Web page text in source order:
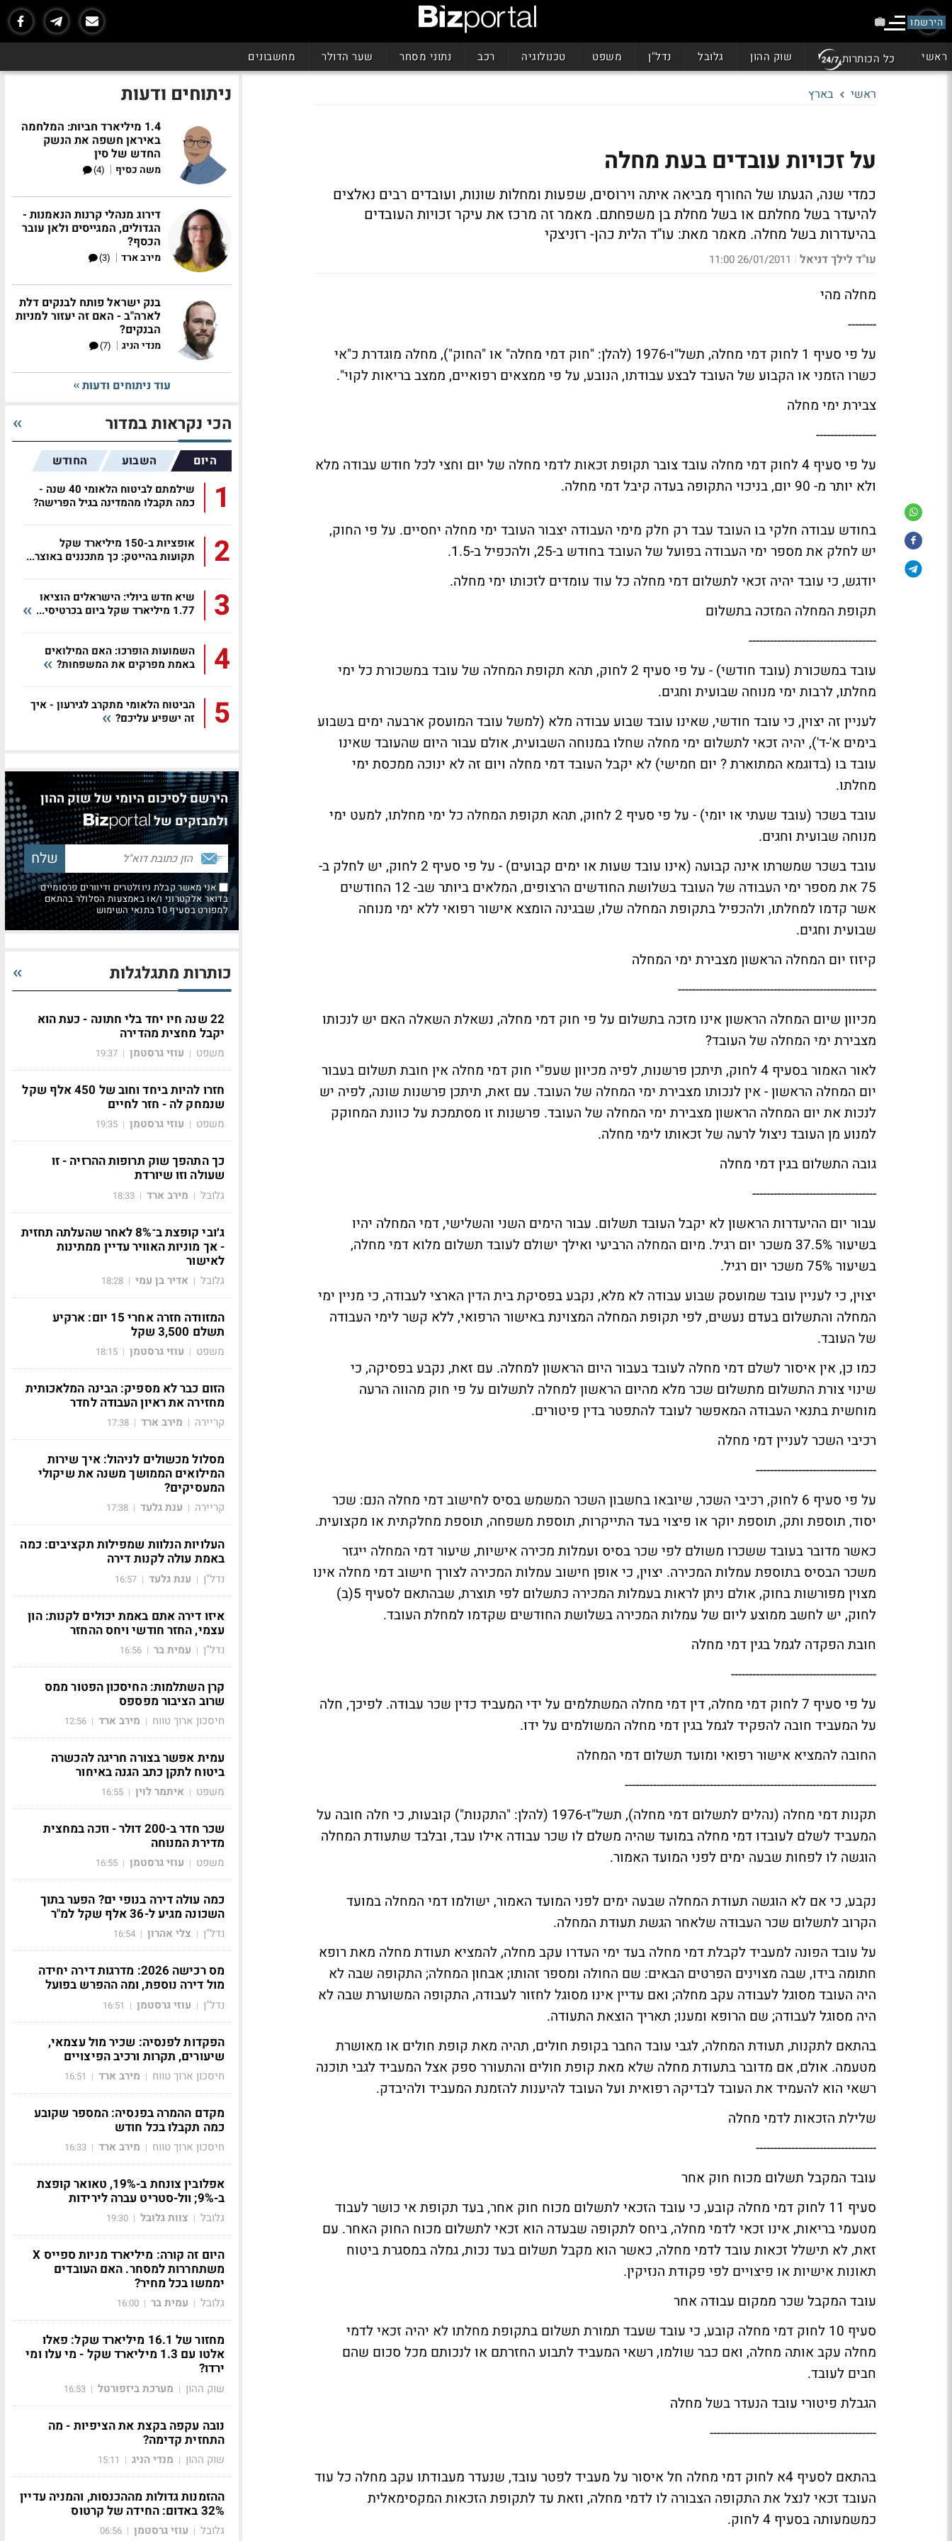
הירשמו
ראשי כל הכותרות שוק ההון גלובל נדל"ן משפט טכנולוגיה רכב נתוני מסחר שער הדולר מחשבונים
ראשי בארץ
על זכויות עובדים בעת מחלה
כמדי שנה, הגעתו של החורף מביאה איתה וירוסים, שפעות ומחלות שונות, ועובדים רבים נאלצים
להיעדר בשל מחלתם או בשל מחלת בן משפחתם. מאמר זה מרכז את עיקר זכויות העובדים
בהיעדרות בשל מחלה. מאמר מאת: עו"ד הלית כהן- רזניצקי
עו"ד לילך דניאל |
26/01/2011 11:00
מחלה מהי
--------
על פי סעיף 1 לחוק דמי מחלה, תשל"ו-1976 (להלן: "חוק דמי מחלה" או "החוק"), מחלה מוגדרת כ"אי
כשרו הזמני או הקבוע של העובד לבצע עבודתו, הנובע, על פי ממצאים רפואיים, ממצב בריאות לקוי".
צבירת ימי מחלה
-----------------
על פי סעיף 4 לחוק דמי מחלה עובד צובר תקופת זכאות לדמי מחלה של יום וחצי לכל חודש עבודה מלא
ולא יותר מ- 90 יום, בניכוי התקופה בעדה קיבל דמי מחלה.
בחודש עבודה חלקי בו העובד עבד רק חלק מימי העבודה יצבור העובד ימי מחלה יחסיים. על פי החוק,
יש לחלק את מספר ימי העבודה בפועל של העובד בחודש ב-25, ולהכפיל ב-1.5.
יודגש, כי עובד יהיה זכאי לתשלום דמי מחלה כל עוד עומדים לזכותו ימי מחלה.
תקופת המחלה המזכה בתשלום
------------------------------------
עובד במשכורת (עובד חודשי) - על פי סעיף 2 לחוק, תהא תקופת המחלה של עובד במשכורת כל ימי
מחלתו, לרבות ימי מנוחה שבועית וחגים.
לעניין זה יצוין, כי עובד חודשי, שאינו עובד שבוע עבודה מלא (למשל עובד המועסק ארבעה ימים בשבוע
בימים א'-ד'), יהיה זכאי לתשלום ימי מחלה שחלו במנוחה השבועית, אולם עבור היום שהעובד שאינו
עובד בו (בדוגמא המתוארת ? יום חמישי) לא יקבל העובד דמי מחלה ויום זה לא ינוכה ממכסת ימי
מחלתו.
עובד בשכר (עובד שעתי או יומי) - על פי סעיף 2 לחוק, תהא תקופת המחלה כל ימי מחלתו, למעט ימי
מנוחה שבועית וחגים.
עובד בשכר שמשרתו אינה קבועה (אינו עובד שעות או ימים קבועים) - על פי סעיף 2 לחוק, יש לחלק ב-
75 את מספר ימי העבודה של העובד בשלושת החודשים הרצופים, המלאים ביותר שב- 12 החודשים
אשר קדמו למחלתו, ולהכפיל בתקופת המחלה שלו, שבגינה הומצא אישור רפואי ללא ימי מנוחה
שבועית וחגים.
קיזוז יום המחלה הראשון מצבירת ימי המחלה
--------------------------------------------------------
מכיוון שיום המחלה הראשון אינו מזכה בתשלום על פי חוק דמי מחלה, נשאלת השאלה האם יש לנכותו
מצבירת ימי המחלה של העובד?
לאור האמור בסעיף 4 לחוק, תיתכן פרשנות, לפיה מכיוון שעפ"י חוק דמי מחלה אין חובת תשלום בעבור
יום המחלה הראשון - אין לנכותו מצבירת ימי המחלה של העובד. עם זאת, תיתכן פרשנות שונה, לפיה יש
לנכות את יום המחלה הראשון מצבירת ימי המחלה של העובד. פרשנות זו מסתמכת על כוונת המחוקק
למנוע מן העובד ניצול לרעה של זכאותו לימי מחלה.
גובה התשלום בגין דמי מחלה
-----------------------------------
עבור יום ההיעדרות הראשון לא יקבל העובד תשלום. עבור הימים השני והשלישי, דמי המחלה יהיו
בשיעור 37.5% משכר יום רגיל. מיום המחלה הרביעי ואילך ישולם לעובד תשלום מלוא דמי מחלה,
בשיעור 75% משכר יום רגיל.
יצוין, כי לעניין עובד שמועסק שבוע עבודה לא מלא, נקבע בפסיקת בית הדין הארצי לעבודה, כי מניין ימי
המחלה והתשלום בעדם נעשים, לפי תקופת המחלה המצוינת באישור הרפואי, ללא קשר לימי העבודה
של העובד.
כמו כן, אין איסור לשלם דמי מחלה לעובד בעבור היום הראשון למחלה. עם זאת, נקבע בפסיקה, כי
שינוי צורת התשלום מתשלום שכר מלא מהיום הראשון למחלה לתשלום על פי חוק מהווה הרעה
מוחשית בתנאי העבודה המאפשר לעובד להתפטר בדין פיטורים.
רכיבי השכר לעניין דמי מחלה
----------------------------------
על פי סעיף 6 לחוק, רכיבי השכר, שיובאו בחשבון השכר המשמש בסיס לחישוב דמי מחלה הנם: שכר
יסוד, תוספת ותק, תוספת יוקר או פיצוי בעד התייקרות, תוספת משפחה, תוספת מחלקתית או מקצועית.
כאשר מדובר בעובד ששכרו משולם לפי שכר בסיס ועמלות מכירה אישיות, שיעור דמי המחלה ייגזר
משכר הבסיס בתוספת עמלות המכירה. יצוין, כי אופן חישוב עמלות המכירה לצורך חישוב דמי מחלה אינו
מצוין מפורשות בחוק, אולם ניתן לראות בעמלות המכירה כתשלום לפי תוצרת, שבהתאם לסעיף 5(ב)
לחוק, יש לחשב ממוצע ליום של עמלות המכירה בשלושת החודשים שקדמו למחלת העובד.
חובת הפקדה לגמל בגין דמי מחלה
-----------------------------------------
על פי סעיף 7 לחוק דמי מחלה, דין דמי מחלה המשתלמים על ידי המעביד כדין שכר עבודה. לפיכך, חלה
על המעביד חובה להפקיד לגמל בגין דמי מחלה המשולמים על ידו.
החובה להמציא אישור רפואי ומועד תשלום דמי המחלה
-----------------------------------------------------------------------
תקנות דמי מחלה (נהלים לתשלום דמי מחלה), תשל"ז-1976 (להלן: "התקנות") קובעות, כי חלה חובה על
המעביד לשלם לעובדו דמי מחלה במועד שהיה משלם לו שכר עבודה אילו עבד, ובלבד שתעודת המחלה
הוגשה לו לפחות שבעה ימים לפני המועד האמור.
נקבע, כי אם לא הוגשה תעודת המחלה שבעה ימים לפני המועד האמור, ישולמו דמי המחלה במועד
הקרוב לתשלום שכר העבודה שלאחר הגשת תעודת המחלה.
על עובד הפונה למעביד לקבלת דמי מחלה בעד ימי העדרו עקב מחלה, להמציא תעודת מחלה מאת רופא
חתומה בידו, שבה מצוינים הפרטים הבאים: שם החולה ומספר זהותו; אבחון המחלה; התקופה שבה לא
היה העובד מסוגל לעבודה עקב מחלה; ואם עדיין אינו מסוגל לחזור לעבודה, התקופה המשוערת שבה לא
היה מסוגל לעבודה; שם הרופא ומענו; תאריך הוצאת התעודה.
בהתאם לתקנות, תעודת המחלה, לגבי עובד החבר בקופת חולים, תהיה מאת קופת חולים או מאושרת
מטעמה. אולם, אם מדובר בתעודת מחלה שלא מאת קופת חולים והתעורר ספק אצל המעביד לגבי תוכנה
רשאי הוא להעמיד את העובד לבדיקה רפואית ועל העובד להיענות להזמנת המעביד ולהיבדק.
שלילת הזכאות לדמי מחלה
----------------------------------
עובד המקבל תשלום מכוח חוק אחר
סעיף 11 לחוק דמי מחלה קובע, כי עובד הזכאי לתשלום מכוח חוק אחר, בעד תקופת אי כושר לעבוד
מטעמי בריאות, אינו זכאי לדמי מחלה, ביחס לתקופה שבעדה הוא זכאי לתשלום מכוח החוק האחר. עם
זאת, לא תישלל זכאות עובד לדמי מחלה, כאשר הוא מקבל תשלום בעד נכות, גמלה במסגרת ביטוח
תאונות אישיות או פיצויים לפי פקודת הנזיקין.
עובד המקבל שכר ממקום עבודה אחר
סעיף 10 לחוק דמי מחלה קובע, כי עובד שעבד תמורת תשלום בתקופת מחלתו לא יהיה זכאי לדמי
מחלה עקב אותה מחלה, ואם כבר שולמו, רשאי המעביד לתבוע החזרתם או לנכותם מכל סכום שהם
חבים לעובד.
הגבלת פיטורי עובד הנעדר בשל מחלה
-----------------------------------------------
בהתאם לסעיף 4א לחוק דמי מחלה חל איסור על מעביד לפטר עובד, שנעדר מעבודתו עקב מחלה כל עוד
העובד זכאי לנצל את התקופה הצבורה לו לדמי מחלה, וזאת עד לתקופת הזכאות המקסימאלית
כמשמעותה בסעיף 4 לחוק.
ניתוחים ודעות
1.4 מיליארד חביות: המלחמה
באיראן חשפה את הנשק
החדש של סין
משה כסיף |
(4)
דירוג מנהלי קרנות הנאמנות -
הגדולים, המגייסים ולאן עובר
הכסף?
מירב ארד |
(3)
בנק ישראל פותח לבנקים דלת
לארה"ב - האם זה יעזור למניות
הבנקים?
מנדי הניג |
(7)
עוד ניתוחים ודעות
הכי נקראות במדור
היום השבוע החודש
1
שילמתם לביטוח הלאומי 40 שנה -
כמה תקבלו מהמדינה בגיל הפרישה?
2
אופציות ב-150 מיליארד שקל
תקועות בהייטק: כך מתכננים באוצר...
3
שיא חדש ביולי: הישראלים הוציאו
1.77 מיליארד שקל ביום בכרטיסי...
4
השמועות הופרכו: האם המילואים
באמת מפרקים את המשפחות?
5
הביטוח הלאומי מתקרב לגירעון - איך
זה ישפיע עליכם?
הירשם לסיכום היומי של שוק ההון
ולמבזקים של
אני מאשר קבלת ניוזלטרים ודיוורים פרסומיים
בדואר אלקטרוני ו/או באמצעות הסלולר בהתאם
למפורט בסעיף 10 בתנאי השימוש
כותרות מתגלגלות
22 שנה חיו יחד בלי חתונה - כעת הוא
יקבל מחצית מהדירה
משפט | עוזי גרסטמן |
19:37
חזרו להיות ביחד וחוב של 450 אלף שקל
שנמחק לה - חזר לחיים
משפט | עוזי גרסטמן |
19:35
כך התהפך שוק תרופות ההרזיה - זו
שעולה וזו שיורדת
גלובל | מירב ארד |
18:33
ג׳ובי קופצת ב־8% לאחר שהעלתה תחזית
- אך מוניות האוויר עדיין ממתינות
לאישור
גלובל | אדיר בן עמי |
18:28
המזוודה חזרה אחרי 15 יום: ארקיע
תשלם 3,500 שקל
משפט | עוזי גרסטמן |
18:15
הזום כבר לא מספיק: הבינה המלאכותית
מחזירה את ראיון העבודה לחדר
קריירה | מירב ארד |
17:38
מסלול מכשולים לניהול: איך שירות
המילואים הממושך משנה את שיקולי
המעסיקים?
קריירה | ענת גלעד |
17:38
העלויות הנלוות שמפילות תקציבים: כמה
באמת עולה לקנות דירה
נדל"ן | ענת גלעד |
16:57
איזו דירה אתם באמת יכולים לקנות: הון
עצמי, החזר חודשי ויחס ההחזר
נדל"ן | עמית בר |
16:56
קרן השתלמות: החיסכון הפטור ממס
שרוב הציבור מפספס
חיסכון ארוך טווח | מירב ארד |
12:56
עמית אפשר בצורה חריגה להכשרה
ביטוח לתקן כתב הגנה באיחור
משפט | איתמר לוין |
16:55
שכר חדר ב-200 דולר - וזכה במחצית
מדירת המנוחה
משפט | עוזי גרסטמן |
16:55
כמה עולה דירה בנופי ים? הפער בתוך
השכונה מגיע ל-36 אלף שקל למ"ר
נדל"ן | צלי אהרון |
16:54
מס רכישה 2026: מדרגות דירה יחידה
מול דירה נוספת, ומה ההפרש בפועל
נדל"ן | עוזי גרסטמן |
16:51
הפקדות לפנסיה: שכיר מול עצמאי,
שיעורים, תקרות ורכיב הפיצויים
חיסכון ארוך טווח | מירב ארד |
16:51
מקדם ההמרה בפנסיה: המספר שקובע
כמה תקבלו בכל חודש
חיסכון ארוך טווח | מירב ארד |
16:33
אפלובין צונחת ב-19%, טאואר קופצת
ב-9%; וול-סטריט עברה לירידות
גלובל | צוות גלובל |
19:30
היום זה קורה: מיליארד מניות ספייס X
משתחררות למסחר. האם העובדים
יממשו בכל מחיר?
גלובל | עמית בר |
16:00
מחזור של 16.1 מיליארד שקל: פאלו
אלטו עם 1.3 מיליארד שקל - מי עלו ומי
ירדו?
שוק ההון | מערכת ביזפורטל |
16:53
נובה עקפה בקצת את הציפיות - מה
התחזית קדימה?
שוק ההון | מנדי הניג |
15:11
ההזמנות גדולות מההכנסות, והמניה עדיין
32% באדום: החידה של קרטוס
גלובל | עוזי גרסטמן |
06:56